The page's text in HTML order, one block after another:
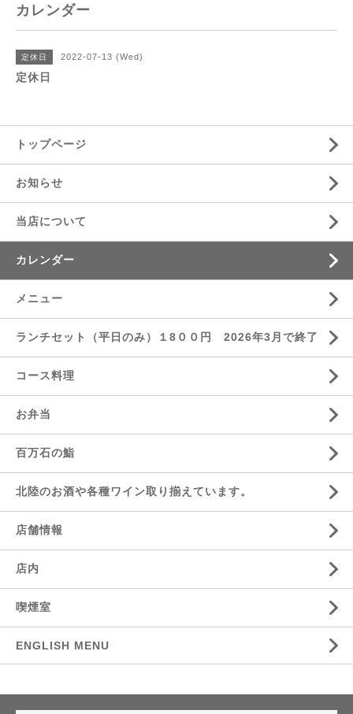
カレンダー
定休日 2022-07-13 (Wed)
定休日
トップページ
お知らせ
当店について
カレンダー
メニュー
ランチセット（平日のみ）１8００円 2026年3月で終了
コース料理
お弁当
百万石の鮨
北陸のお酒や各種ワイン取り揃えています。
店舗情報
店内
喫煙室
ENGLISH MENU